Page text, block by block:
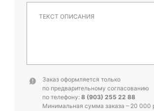
Заказ оформляется только
по предварительному согласованию
по телефону: 8 (903) 255 22 88
Минимальная сумма заказа – 20 000